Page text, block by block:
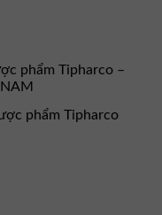
phẩm Tipharco –
phẩm Tipharco